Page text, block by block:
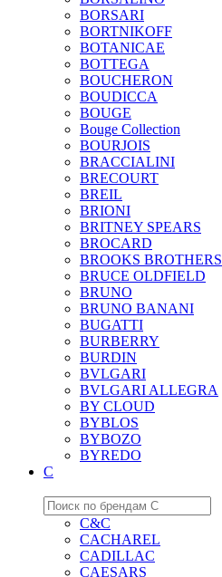
BORSARI
BORTNIKOFF
BOTANICAE
BOTTEGA
BOUCHERON
BOUDICCA
BOUGE
Bouge Collection
BOURJOIS
BRACCIALINI
BRECOURT
BREIL
BRIONI
BRITNEY SPEARS
BROCARD
BROOKS BROTHERS
BRUCE OLDFIELD
BRUNO
BRUNO BANANI
BUGATTI
BURBERRY
BURDIN
BVLGARI
BVLGARI ALLEGRA
BY CLOUD
BYBLOS
BYBOZO
BYREDO
C
C&C
CACHAREL
CADILLAC
CAESARS